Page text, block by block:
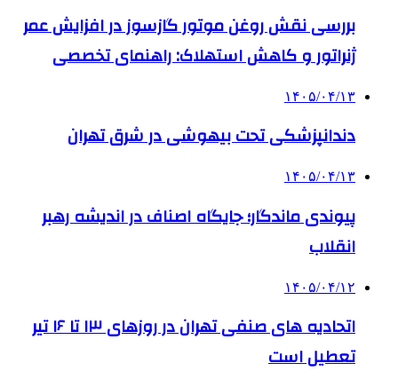
بررسی نقش روغن موتور گازسوز در افزایش عمر
ژنراتور و کاهش استهلاک: راهنمای تخصصی
۱۴۰۵/۰۴/۱۳
دندانپزشکی تحت بیهوشی در شرق تهران
۱۴۰۵/۰۴/۱۳
پیوندی ماندگار؛ جایگاه اصناف در اندیشه رهبر
انقلاب
۱۴۰۵/۰۴/۱۲
اتحادیه های صنفی تهران در روزهای ۱۳ تا ۱۶ تیر
تعطیل است